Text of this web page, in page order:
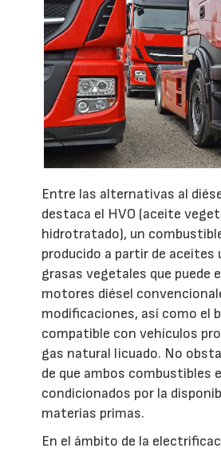
Entre las alternativas al
destaca el HVO (aceite
hidrotratado), un
producido a partir de aceites
grasas vegetales que puede
motores diésel
modificaciones, así como el
compatible con vehículos
gas natural licuado. No
de que ambos combustibles
condicionados por la
materias primas.
En el ámbito de la